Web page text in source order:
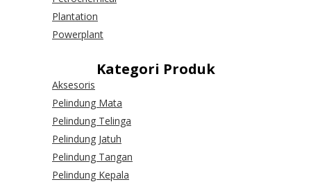
Plantation
Powerplant
Kategori Produk
Aksesoris
Pelindung Mata
Pelindung Telinga
Pelindung Jatuh
Pelindung Tangan
Pelindung Kepala